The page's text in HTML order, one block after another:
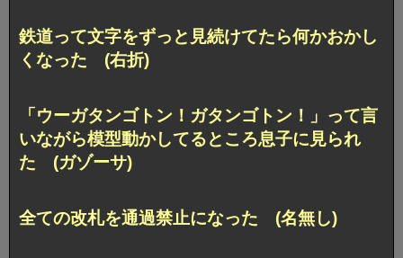
鉄道って文字をずっと見続けてたら何かおかし
くなった (右折)
「ウーガタンゴトン！ガタンゴトン！」って言
いながら模型動かしてるところ息子に見られ
た (ガゾーサ)
全ての改札を通過禁止になった (名無し)